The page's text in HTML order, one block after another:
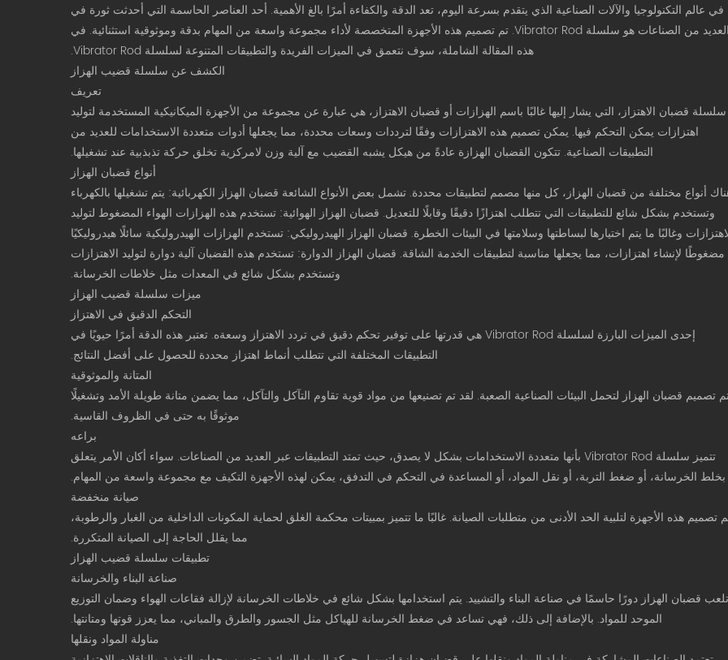
في عالم التكنولوجيا والآلات الصناعية الذي يتقدم بسرعة اليوم، تعد الدقة والكفاءة أمرًا بالغ الأهمية. أحد العناصر الحاسمة التي أحدثت ثورة في
العديد من الصناعات هو سلسلة Vibrator Rod. تم تصميم هذه الأجهزة المتخصصة لأداء مجموعة واسعة من المهام بدقة وموثوقية استثنائية. في
هذه المقالة الشاملة، سوف نتعمق في الميزات الفريدة والتطبيقات المتنوعة لسلسلة Vibrator Rod.
الكشف عن سلسلة قضيب الهزاز
تعريف
سلسلة قضبان الاهتزاز، التي يشار إليها غالبًا باسم الهزازات أو قضبان الاهتزاز، هي عبارة عن مجموعة من الأجهزة الميكانيكية المستخدمة لتوليد
اهتزازات يمكن التحكم فيها. يمكن تصميم هذه الاهتزازات وفقًا لترددات وسعات محددة، مما يجعلها أدوات متعددة الاستخدامات للعديد من
التطبيقات الصناعية. تتكون القضبان الهزازة عادةً من هيكل يشبه القضيب مع آلية وزن لامركزية تخلق حركة تذبذبية عند تشغيلها.
أنواع قضبان الهزاز
أنواع مختلفة من قضبان الهزاز، كل منها مصمم لتطبيقات محددة. تشمل بعض الأنواع الشائعة قضبان الهزاز الكهربائية: يتم تشغيلها بالكهرباء
وتستخدم بشكل شائع للتطبيقات التي تتطلب اهتزازًا دقيقًا وقابلًا للتعديل. قضبان الهزاز الهوائية: تستخدم هذه الهزازات الهواء المضغوط لتوليد
وغالبًا ما يتم اختيارها لبساطتها وسلامتها في البيئات الخطرة. قضبان الهزاز الهيدروليكي: تستخدم الهزازات الهيدروليكية سائلًا هيدروليكيًا
مضغوطًا لإنشاء اهتزازات، مما يجعلها مناسبة لتطبيقات الخدمة الشاقة. قضبان الهزاز الدوارة: تستخدم هذه القضبان آلية دوارة لتوليد الاهتزازات
وتستخدم بشكل شائع في المعدات مثل خلاطات الخرسانة.
ميزات سلسلة قضيب الهزاز
التحكم الدقيق في الاهتزاز
إحدى الميزات البارزة لسلسلة Vibrator Rod هي قدرتها على توفير تحكم دقيق في تردد الاهتزاز وسعةه. تعتبر هذه الدقة أمرًا حيويًا في
التطبيقات المختلفة التي تتطلب أنماط اهتزاز محددة للحصول على أفضل النتائج.
المتانة والموثوقية
تصميم قضبان الهزاز لتحمل البيئات الصناعية الصعبة. لقد تم تصنيعها من مواد قوية تقاوم التآكل والتآكل، مما يضمن متانة طويلة الأمد وتشغيلًا
موثوقًا به حتى في الظروف القاسية.
براعه
تتميز سلسلة Vibrator Rod بأنها متعددة الاستخدامات بشكل لا يصدق، حيث تمتد التطبيقات عبر العديد من الصناعات. سواء أكان الأمر يتعلق
بخلط الخرسانة، أو ضغط التربة، أو نقل المواد، أو المساعدة في التحكم في التدفق، يمكن لهذه الأجهزة التكيف مع مجموعة واسعة من المهام.
صيانة منخفضة
تصميم هذه الأجهزة لتلبية الحد الأدنى من متطلبات الصيانة. غالبًا ما تتميز بمبيتات محكمة الغلق لحماية المكونات الداخلية من الغبار والرطوبة،
مما يقلل الحاجة إلى الصيانة المتكررة.
تطبيقات سلسلة قضيب الهزاز
صناعة البناء والخرسانة
تلعب قضبان الهزاز دورًا حاسمًا في صناعة البناء والتشييد. يتم استخدامها بشكل شائع في خلاطات الخرسانة لإزالة فقاعات الهواء وضمان التوزيع
الموحد للمواد. بالإضافة إلى ذلك، فهي تساعد في ضغط الخرسانة للهياكل مثل الجسور والطرق والمباني، مما يعزز قوتها ومتانتها.
مناولة المواد ونقلها